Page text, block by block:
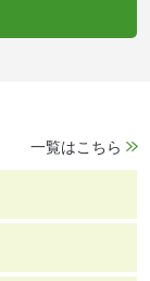
一覧はこちら